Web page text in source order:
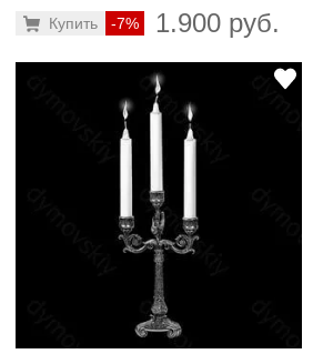
-7% 1.900 руб.
Купить